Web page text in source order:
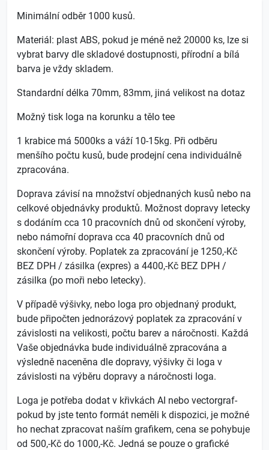
Minimální odběr 1000 kusů.
Materiál: plast ABS, pokud je méně než 20000 ks, lze si
vybrat barvy dle skladové dostupnosti, přírodní a bílá
barva je vždy skladem.
Standardní délka 70mm, 83mm, jiná velikost na dotaz
Možný tisk loga na korunku a tělo tee
1 krabice má 5000ks a váží 10-15kg. Při odběru
menšího počtu kusů, bude prodejní cena individuálně
zpracována.
Doprava závisí na množství objednaných kusů nebo na
celkové objednávky produktů. Možnost dopravy letecky
s dodáním cca 10 pracovních dnů od skončení výroby,
nebo námořní doprava cca 40 pracovních dnů od
skončení výroby. Poplatek za zpracování je 1250,-Kč
BEZ DPH / zásilka (expres) a 4400,-Kč BEZ DPH /
zásilka (po moři nebo letecky).
V případě výšivky, nebo loga pro objednaný produkt,
bude připočten jednorázový poplatek za zpracování v
závislosti na velikosti, počtu barev a náročnosti. Každá
Vaše objednávka bude individuálně zpracována a
výsledně naceněna dle dopravy, výšivky či loga v
závislosti na výběru dopravy a náročnosti loga.
Loga je potřeba dodat v křivkách AI nebo vectorgraf-
pokud by jste tento formát neměli k dispozici, je možné
ho nechat zpracovat naším grafikem, cena se pohybuje
od 500,-Kč do 1000,-Kč. Jedná se pouze o grafické